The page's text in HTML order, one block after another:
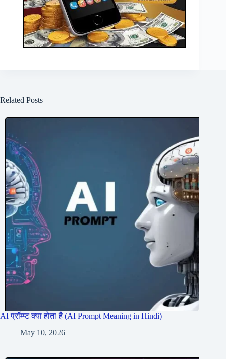
Related Posts
AI प्रॉम्प्ट क्या होता है (AI Prompt Meaning in Hindi)
May 10, 2026